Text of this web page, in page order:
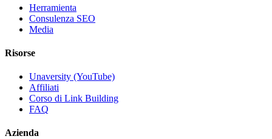
Herramienta
Consulenza SEO
Media
Risorse
Unaversity (YouTube)
Affiliati
Corso di Link Building
FAQ
Azienda